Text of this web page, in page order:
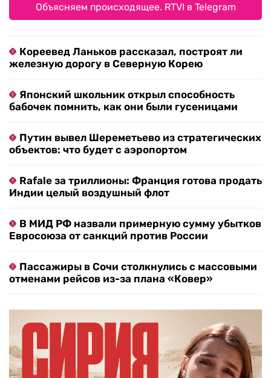
Объясняем происходящее. RTVI в Telegram
Кореевед Ланьков рассказал, построят ли
железную дорогу в Северную Корею
Японский школьник открыл способность
бабочек помнить, как они были гусеницами
Путин вывел Шереметьево из стратегических
объектов: что будет с аэропортом
Rafale за триллионы: Франция готова продать
Индии целый воздушный флот
В МИД РФ назвали примерную сумму убытков
Евросоюза от санкций против России
Пассажиры в Сочи столкнулись с массовыми
отменами рейсов из-за плана «Ковер»